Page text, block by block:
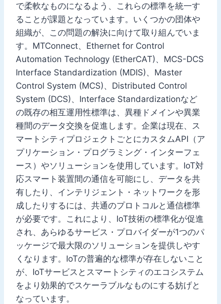
で柔軟なものになるよう、これらの標準を統一す
ることが課題となっています。いくつかの団体や
組織が、この問題の解決に向けて取り組んでいま
す。MTConnect、Ethernet for Control
Automation Technology (EtherCAT)、MCS-DCS
Interface Standardization (MDIS)、Master
Control System (MCS)、Distributed Control
System (DCS)、Interface Standardizationなど
の既存の相互運用性標準は、異種ドメインや異業
種間のデータ交換を促進します。企業は現在、ス
マートシティプロジェクトごとにカスタムAPI（ア
プリケーション・プログラミング・インターフェ
ース）やソリューションを使用しています。IoT対
応スマート装置間の通信を可能にし、データを共
有したり、インテリジェント・ネットワークを形
成したりするには、共通のプロトコルと通信標準
が必要です。これにより、IoT技術の標準化が促進
され、あらゆるサービス・プロバイダーが1つのパ
ッケージで最大限のソリューションを提供しやす
くなります。IoTの普遍的な標準が存在しないこと
が、IoTサービスとスマートシティのエコシステム
をより効果的でスケーラブルなものにする妨げと
なっています。